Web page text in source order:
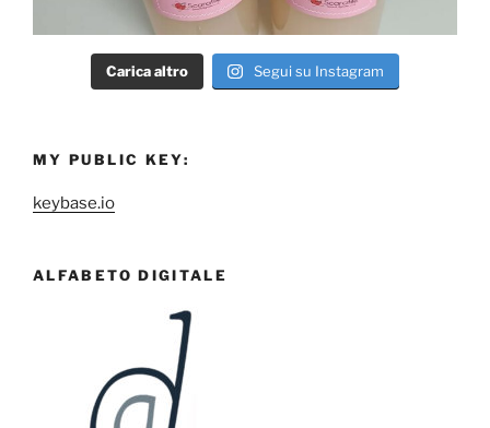
Carica altro Segui su Instagram
MY PUBLIC KEY:
keybase.io
ALFABETO DIGITALE